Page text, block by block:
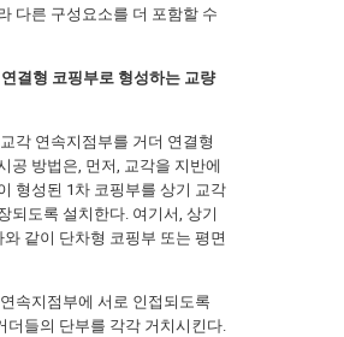
다른 구성요소를 더 포함할 수
결형 코핑부로 형성하는 교량
각 연속지점부를 거더 연결형
공 방법은, 먼저, 교각을 지반에
형성된 1차 코핑부를 상기 교각
되도록 설치한다. 여기서, 상기
같이 단차형 코핑부 또는 평면
속지점부에 서로 인접되도록
더들의 단부를 각각 거치시킨다.